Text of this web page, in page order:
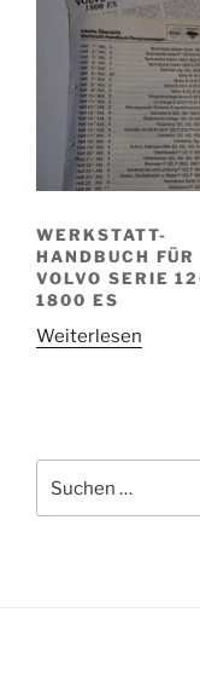
WERKSTATT-
HANDBUCH FÜR
VOLVO SERIE
1800 ES
Weiterlesen
nach: